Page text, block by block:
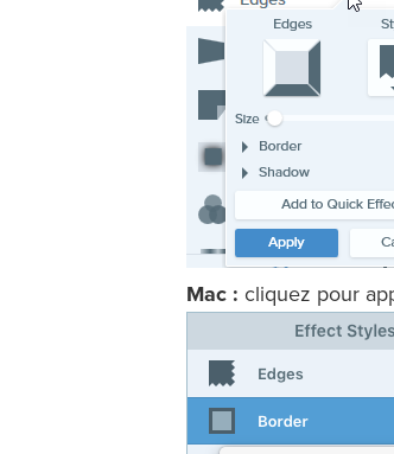
Mac : cliquez pour